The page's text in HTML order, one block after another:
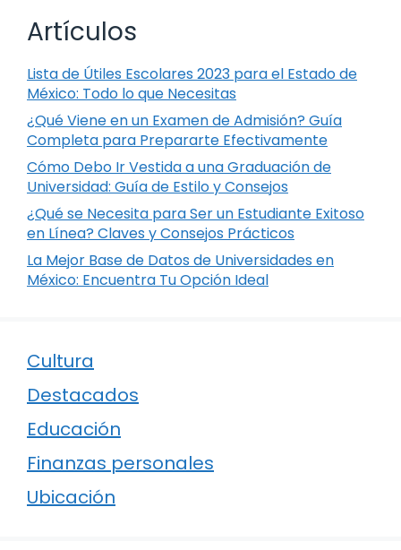
Artículos
Lista de Útiles Escolares 2023 para el Estado de
México: Todo lo que Necesitas
¿Qué Viene en un Examen de Admisión? Guía
Completa para Prepararte Efectivamente
Cómo Debo Ir Vestida a una Graduación de
Universidad: Guía de Estilo y Consejos
¿Qué se Necesita para Ser un Estudiante Exitoso
en Línea? Claves y Consejos Prácticos
La Mejor Base de Datos de Universidades en
México: Encuentra Tu Opción Ideal
Cultura
Destacados
Educación
Finanzas personales
Ubicación